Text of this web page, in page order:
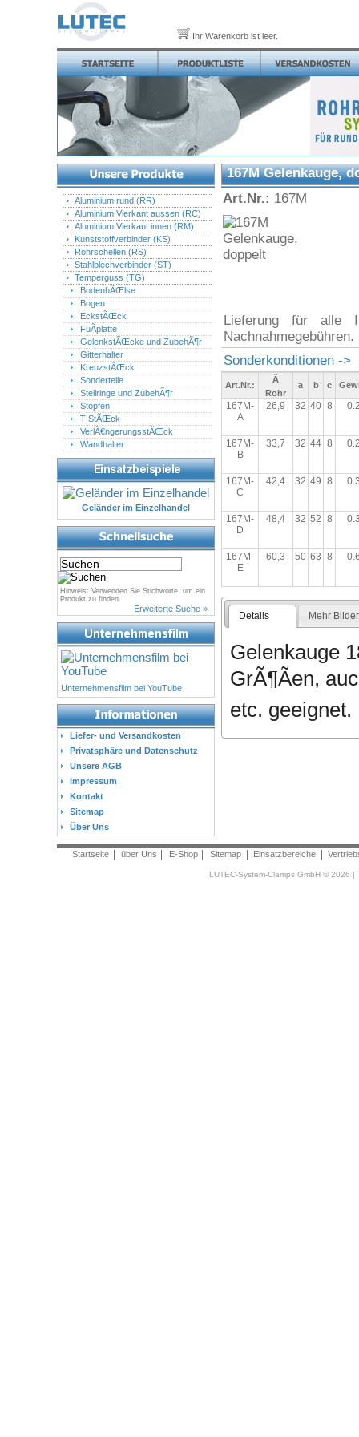
Ihr Warenkorb ist leer.
167M Gelenkauge,
Art.Nr.: 167M
Lieferung für alle
Nachnahmegebühren.
Sonderkonditionen ->
Art.Nr.:
Ã
Rohr
a b c
167M-
A
26,9 32 40 8
167M-
B
33,7 32 44 8
167M-
C
42,4 32 49 8
167M-
D
48,4 32 52 8
167M-
E
60,3 50 63 8
Details Mehr Bilder
Gelenkauge
GrÃ¶Ãen,
etc. geeignet.
Aluminium rund (RR)
Aluminium Vierkant aussen (RC)
Aluminium Vierkant innen (RM)
Kunststoffverbinder (KS)
Rohrschellen (RS)
Stahlblechverbinder (ST)
Temperguss (TG)
BodenhÃŒlse
Bogen
EckstÃŒck
FuÃplatte
GelenkstÃŒcke und ZubehÃ¶r
Gitterhalter
KreuzstÃŒck
Sonderteile
Stellringe und ZubehÃ¶r
Stopfen
T-StÃŒck
VerlÃ€ngerungsstÃŒck
Wandhalter
Geländer im Einzelhandel
Hinweis: Verwenden Sie Stichworte, um ein
Produkt zu finden.
Erweiterte Suche »
Unternehmensfilm bei YouTube
Liefer- und Versandkosten
Privatsphäre und Datenschutz
Unsere AGB
Impressum
Kontakt
Sitemap
Über Uns
Startseite über Uns E-Shop Sitemap Einsatzbereiche
LUTEC-System-Clamps GmbH © 2026